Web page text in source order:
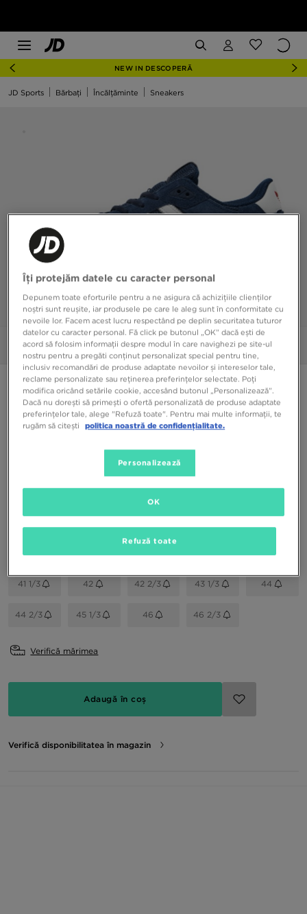
NEW IN DESCOPERĂ
JD Sports Bărbați Încălțăminte Sneakers
Poze 360°
ONLY AT JD
ADIDAS ZX 750
41 1/3 42 42 2/3 43 1/3 44
44 2/3 45 1/3 46 46 2/3
Verifică mărimea
Adaugă în coș
Verifică disponibilitatea în magazin
Îți protejăm datele cu caracter personal
Depunem toate eforturile pentru a ne asigura că achizițiile clienților
noștri sunt reușite, iar produsele pe care le aleg sunt în conformitate cu
nevoile lor. Facem acest lucru respectând pe deplin securitatea tuturor
datelor cu caracter personal. Fă click pe butonul „OK” dacă ești de
acord să folosim informații despre modul în care navighezi pe site-ul
nostru pentru a pregăti conținut personalizat special pentru tine,
inclusiv recomandări de produse adaptate nevoilor și intereselor tale,
reclame personalizate sau reținerea preferințelor selectate. Poți
modifica oricând setările cookie, accesând butonul „Personalizează”.
Dacă nu dorești să primești o ofertă personalizată de produse adaptate
preferințelor tale, alege "Refuză toate". Pentru mai multe informații, te
rugăm să citești
politica noastră de confidențialitate.
Personalizează
Refuză toate
OK